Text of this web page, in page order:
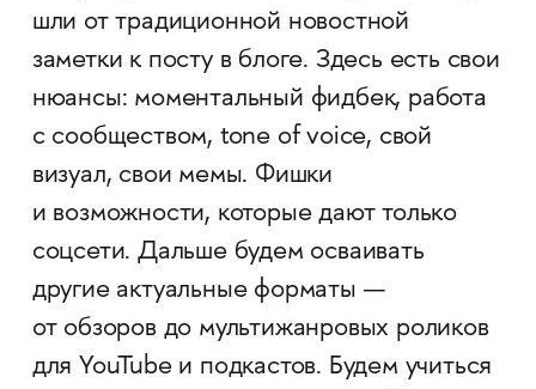
шли от традиционной новостной
заметки к посту в блоге. Здесь есть свои
нюансы: моментальный фидбек, работа
с сообществом, tone of voice, свой
визуал, свои мемы. Фишки
и возможности, которые дают только
соцсети. Дальше будем осваивать
другие актуальные форматы —
от обзоров до мультижанровых роликов
для YouTube и подкастов. Будем учиться